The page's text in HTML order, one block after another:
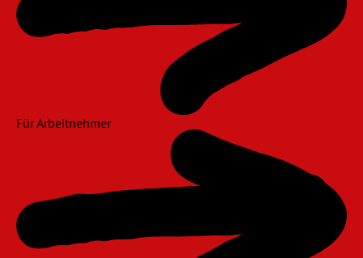
Für Arbeitnehmer